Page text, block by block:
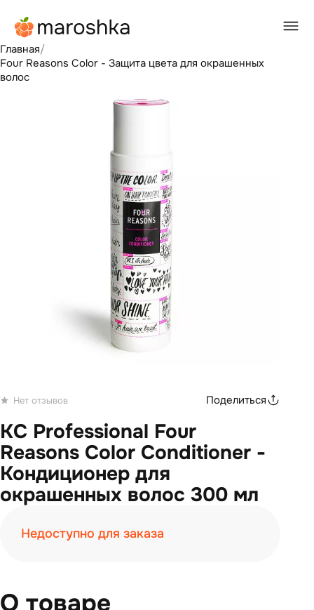
Главная/
Four Reasons Color - Защита цвета для окрашенных
волос
Нет отзывов Поделиться
KC Professional Four
Reasons Color Conditioner -
Кондиционер для
окрашенных волос 300 мл
Недоступно для заказа
О товаре